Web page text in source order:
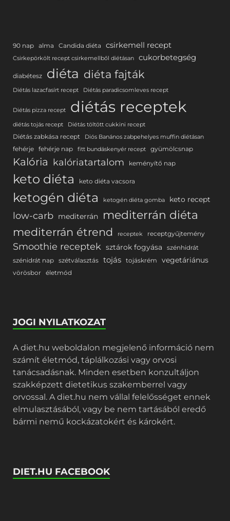
90 nap alma Candida diéta csirkemell recept
Csirkepörkölt recept csirkemellből diétásan cukorbetegség
diabétesz diéta diéta fajták
Diétás lazacfasírt recept Diétás paradicsomleves recept
Diétás pizza recept diétás receptek
diétás tojás recept Diétás töltött cukkini recept
Diétás zabkása recept Diós Banános zabpehelyes muffin diétásan
fehérje fehérje nap fitt bundáskenyér recept gyümölcsnap
Kalória kalóriatartalom keményítő nap
keto diéta keto diéta vacsora
ketogén diéta ketogén diéta gomba keto recept
low-carb mediterrán mediterrán diéta
mediterrán étrend receptek receptgyűjtemény
Smoothie receptek sztárok fogyása
szénhidrát
szénidrát nap szétválasztás tojás tojáskrém vegetáriánus
vörösbor életmód
JOGI NYILATKOZAT
A diet.hu weboldalon megjelenő információ nem
számít életmód, táplálkozási vagy orvosi
tanácsadásnak. Minden esetben konzultáljon
szakképzett dietetikus szakemberrel vagy
orvossal. A diet.hu nem vállal felelősséget ennek
elmulasztásából, vagy be nem tartásából eredő
bármi nemű kockázatokért és károkért.
DIET.HU FACEBOOK